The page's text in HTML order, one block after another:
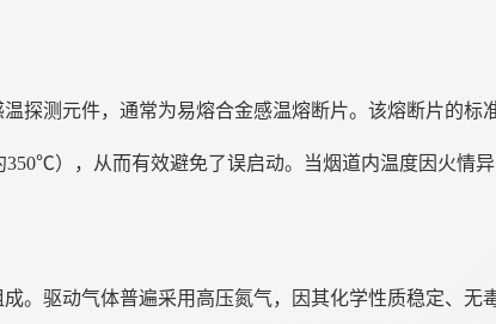
探测元件，通常为易熔合金感温熔断片。该熔断片的
），从而有效避免了误启动。当烟道内温度因火情
。驱动气体普遍采用高压氮气，因其化学性质稳定、无